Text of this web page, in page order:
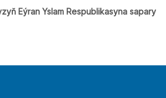
Eýran Yslam Respublikasyna sapary